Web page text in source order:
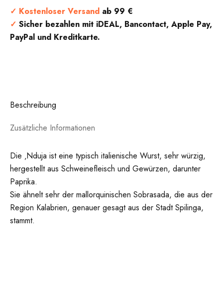
-
Serfunghi
-
✓ Kostenloser Versand ab 99 €
✓ Sicher bezahlen mit iDEAL, Bancontact, Apple Pay,
PayPal und Kreditkarte.
Beschreibung
Zusätzliche Informationen
Die ‚Nduja ist eine typisch italienische Wurst, sehr würzig,
hergestellt aus Schweinefleisch und Gewürzen, darunter
Paprika.
Sie ähnelt sehr der mallorquinischen Sobrasada, die aus der
Region Kalabrien, genauer gesagt aus der Stadt Spilinga,
stammt.